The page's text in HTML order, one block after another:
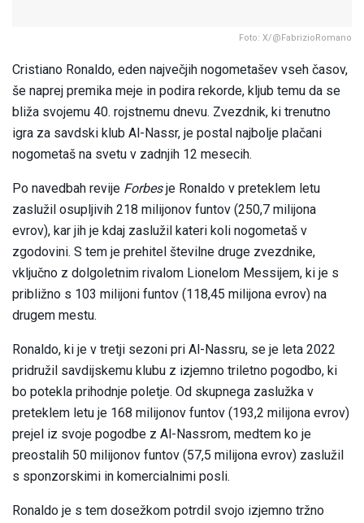
Foto: X/@FabrizioRomano
Cristiano Ronaldo, eden največjih nogometašev vseh časov,
še naprej premika meje in podira rekorde, kljub temu da se
bliža svojemu 40. rojstnemu dnevu. Zvezdnik, ki trenutno
igra za savdski klub Al-Nassr, je postal najbolje plačani
nogometaš na svetu v zadnjih 12 mesecih.
Po navedbah revije Forbesje Ronaldo v preteklem letu
zaslužil osupljivih 218 milijonov funtov (250,7 milijona
evrov), kar jih je kdaj zaslužil kateri koli nogometaš v
zgodovini. S tem je prehitel številne druge zvezdnike,
vključno z dolgoletnim rivalom Lionelom Messijem, ki je s
približno s 103 milijoni funtov (118,45 milijona evrov) na
drugem mestu.
Ronaldo, ki je v tretji sezoni pri Al-Nassru, se je leta 2022
pridružil savdijskemu klubu z izjemno triletno pogodbo, ki
bo potekla prihodnje poletje. Od skupnega zaslužka v
preteklem letu je 168 milijonov funtov (193,2 milijona evrov)
prejel iz svoje pogodbe z Al-Nassrom, medtem ko je
preostalih 50 milijonov funtov (57,5 milijona evrov) zaslužil
s sponzorskimi in komercialnimi posli.
Ronaldo je s tem dosežkom potrdil svojo izjemno tržno